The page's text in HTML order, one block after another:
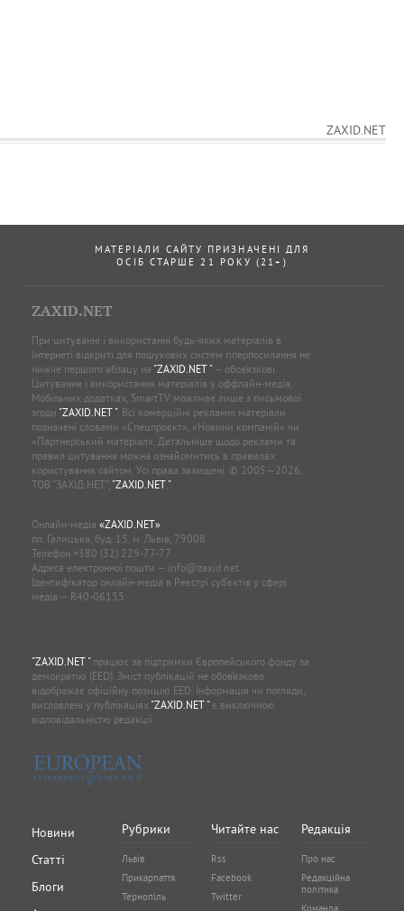
ZAXID.NET
МАТЕРІАЛИ САЙТУ ПРИЗНАЧЕНІ ДЛЯ
ОСІБ СТАРШЕ 21 РОКУ (21+)
ZAXID.NET
При цитуванні і використанні будь-яких матеріалів в
Інтернеті відкриті для пошукових систем гіперпосилання не
нижче першого абзацу на "ZAXID.NET "— обов’язкові.
Цитування і використання матеріалів у оффлайн-медіа,
Мобільних додатках, SmartTV можливе лише з письмової
згоди "ZAXID.NET ". Всі комерційні рекламні матеріали
позначені словами «Спецпроєкт», «Новини компаній» чи
«Партнерський матеріал». Детальніше щодо реклами та
правил цитування можна ознайомитись в правилах
користування сайтом. Усі права захищені. © 2005—2026,
ТОВ “ЗАХІД.НЕТ”, "ZAXID.NET ".
Онлайн-медіа «ZAXID.NET»
пл. Галицька, буд. 15, м. Львів, 79008
Телефон +380 (32) 229-77-77
Адреса електронної пошти — info@zaxid.net
Ідентифікатор онлайн-медіа в Реєстрі суб'єктів у сфері
медіа — R40-06155
"ZAXID.NET "працює за підтримки Європейського фонду за
демократію (EED). Зміст публікацій не обов’язково
відображає офіційну позицію EED. Інформація чи погляди,
висловлені у публікаціях "ZAXID.NET "є виключною
відповідальністю редакції.
Новини
Статті
Блоги
Рубрики
Львів
Прикарпаття
Тернопіль
Читайте нас
Rss
Facebook
Twitter
Редакція
Про нас
Редакційна
політика
Команда